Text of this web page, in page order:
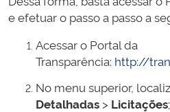
e efetuar o passo a passo a
Acessar o Portal da
Transparência: http://
No menu superior,
Detalhadas > Licitações;